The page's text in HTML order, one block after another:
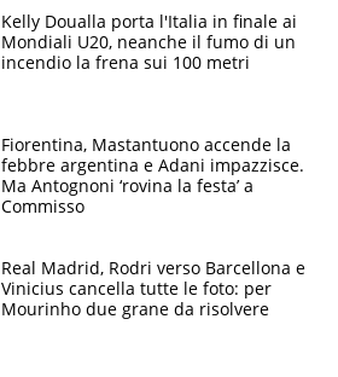
Kelly Doualla porta l'Italia in finale ai
Mondiali U20, neanche il fumo di un
incendio la frena sui 100 metri
Fiorentina, Mastantuono accende la
febbre argentina e Adani impazzisce.
Ma Antognoni ‘rovina la festa’ a
Commisso
Real Madrid, Rodri verso Barcellona e
Vinicius cancella tutte le foto: per
Mourinho due grane da risolvere